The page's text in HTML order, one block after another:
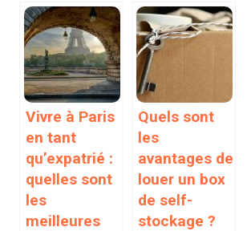
Vivre à Paris
en tant
qu’expatrié :
quelles sont
les
meilleures
Quels sont
les
avantages de
louer un box
de self-
stockage ?